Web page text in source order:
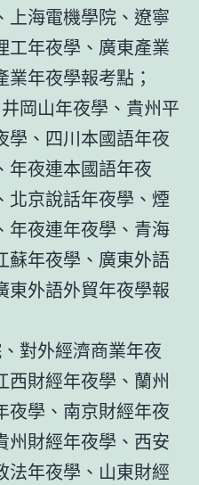
上海電機學院、遼寧
工年夜學、廣東產業
年夜學報考點；
岡山年夜學、貴州平
學、四川本國語年夜
年夜連本國語年夜
北京說話年夜學、煙
年夜連年夜學、青海
蘇年夜學、廣東外語
東外語外貿年夜學報
對外經濟商業年夜
西財經年夜學、蘭州
夜學、南京財經年夜
州財經年夜學、西安
法年夜學、山東財經